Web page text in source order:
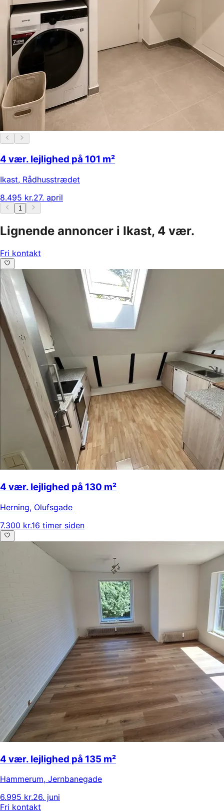
4 vær. lejlighed på 101 m²
Ikast, Rådhusstrædet
8.495 kr.27. april
1
Lignende annoncer i Ikast, 4 vær.
Fri kontakt
4 vær. lejlighed på 130 m²
Herning, Olufsgade
7.300 kr.16 timer siden
4 vær. lejlighed på 135 m²
Hammerum, Jernbanegade
6.995 kr.26. juni
Fri kontakt